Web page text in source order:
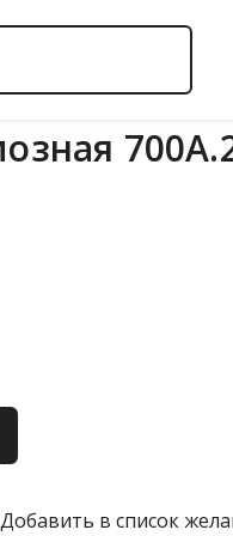
Добавить в список